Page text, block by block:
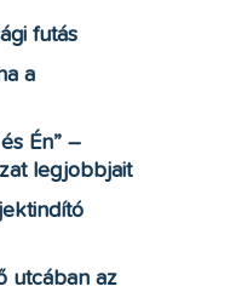
futás
a
Én” –
legjobbjait
utcában az